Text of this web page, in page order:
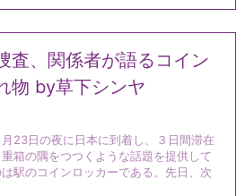
査、関係者が語るコイン
物 by草下シンヤ
23日の夜に日本に到着し、３日間滞在
箱の隅をつつくような話題を提供して
駅のコインロッカーである。先日、次